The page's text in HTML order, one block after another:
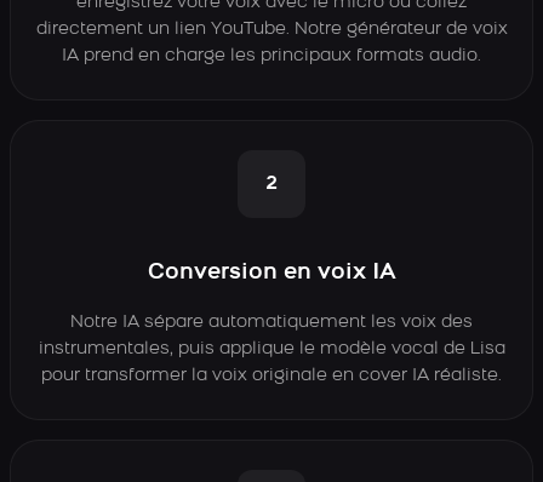
directement un lien YouTube. Notre générateur de voix
IA prend en charge les principaux formats audio.
2
Conversion en voix IA
Notre IA sépare automatiquement les voix des
instrumentales, puis applique le modèle vocal de Lisa
pour transformer la voix originale en cover IA réaliste.